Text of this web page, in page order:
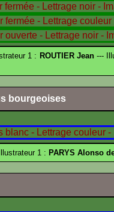
1 : ROUTIER Jean---
bourgeoises
1 : PARYS Alonso